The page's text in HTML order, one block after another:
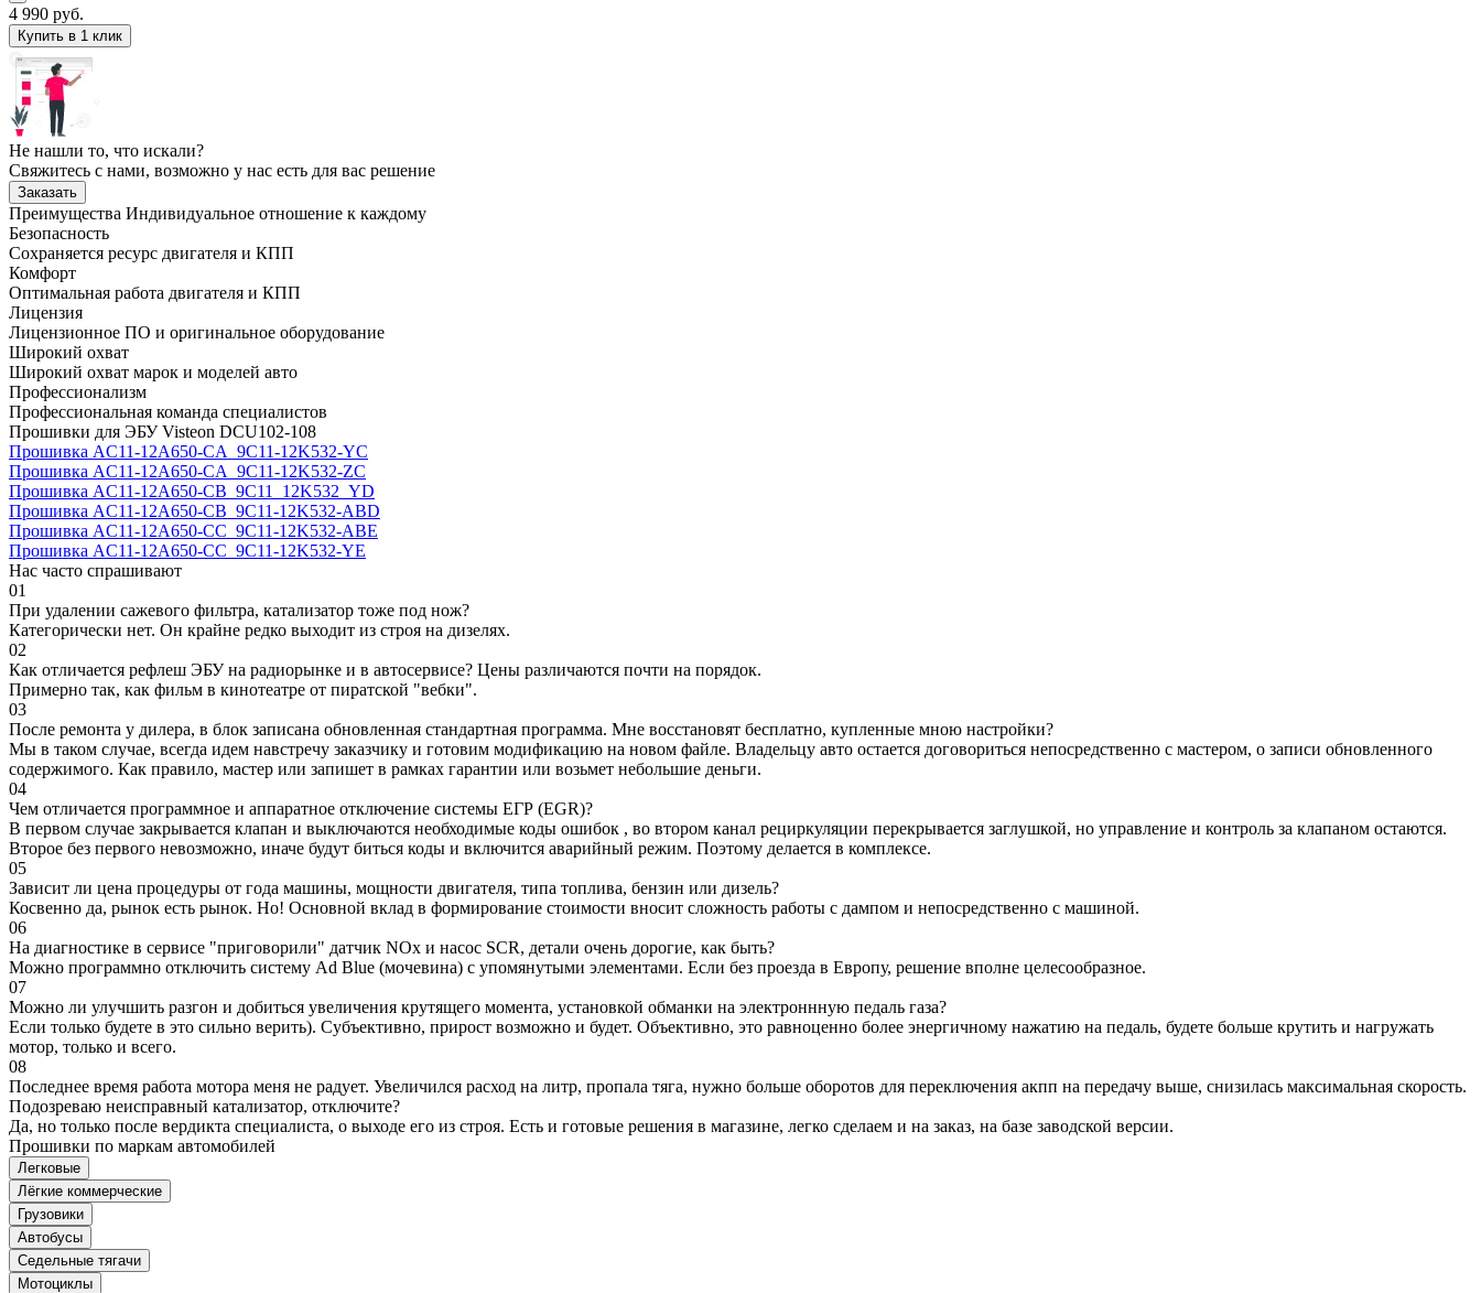
4 990 руб.
Купить в 1 клик
Не нашли то, что искали?
Свяжитесь с нами, возможно у нас есть для вас решение
Заказать
Преимущества Индивидуальное отношение к каждому
Безопасность
Сохраняется ресурс двигателя и КПП
Комфорт
Оптимальная работа двигателя и КПП
Лицензия
Лицензионное ПО и оригинальное оборудование
Широкий охват
Широкий охват марок и моделей авто
Профессионализм
Профессиональная команда специалистов
Прошивки для ЭБУ Visteon DCU102-108
Прошивка AC11-12A650-CA_9C11-12K532-YC
Прошивка AC11-12A650-CA_9C11-12K532-ZC
Прошивка AC11-12A650-CB_9C11_12K532_YD
Прошивка AC11-12A650-CB_9C11-12K532-ABD
Прошивка AC11-12A650-CC_9C11-12K532-ABE
Прошивка AC11-12A650-CC_9C11-12K532-YE
Нас часто спрашивают
01
При удалении сажевого фильтра, катализатор тоже под нож?
Категорически нет. Он крайне редко выходит из строя на дизелях.
02
Как отличается рефлеш ЭБУ на радиорынке и в автосервисе? Цены различаются почти на порядок.
Примерно так, как фильм в кинотеатре от пиратской "вебки".
03
После ремонта у дилера, в блок записана обновленная стандартная программа. Мне восстановят бесплатно, купленные мною настройки?
Мы в таком случае, всегда идем навстречу заказчику и готовим модификацию на новом файле. Владельцу авто остается договориться непосредственно с мастером, о записи обновленного
содержимого. Как правило, мастер или запишет в рамках гарантии или возьмет небольшие деньги.
04
Чем отличается программное и аппаратное отключение системы ЕГР (EGR)?
В первом случае закрывается клапан и выключаются необходимые коды ошибок , во втором канал рециркуляции перекрывается заглушкой, но управление и контроль за клапаном остаются.
Второе без первого невозможно, иначе будут биться коды и включится аварийный режим. Поэтому делается в комплексе.
05
Зависит ли цена процедуры от года машины, мощности двигателя, типа топлива, бензин или дизель?
Косвенно да, рынок есть рынок. Но! Основной вклад в формирование стоимости вносит сложность работы с дампом и непосредственно с машиной.
06
На диагностике в сервисе "приговорили" датчик NOx и насос SCR, детали очень дорогие, как быть?
Можно программно отключить систему Ad Blue (мочевина) с упомянутыми элементами. Если без проезда в Европу, решение вполне целесообразное.
07
Можно ли улучшить разгон и добиться увеличения крутящего момента, установкой обманки на электроннную педаль газа?
Если только будете в это сильно верить). Субъективно, прирост возможно и будет. Объективно, это равноценно более энергичному нажатию на педаль, будете больше крутить и нагружать
мотор, только и всего.
08
Последнее время работа мотора меня не радует. Увеличился расход на литр, пропала тяга, нужно больше оборотов для переключения акпп на передачу выше, снизилась максимальная скорость.
Подозреваю неисправный катализатор, отключите?
Да, но только после вердикта специалиста, о выходе его из строя. Есть и готовые решения в магазине, легко сделаем и на заказ, на базе заводской версии.
Прошивки по маркам автомобилей
Легковые
Лёгкие коммерческие
Грузовики
Автобусы
Седельные тягачи
Мотоциклы